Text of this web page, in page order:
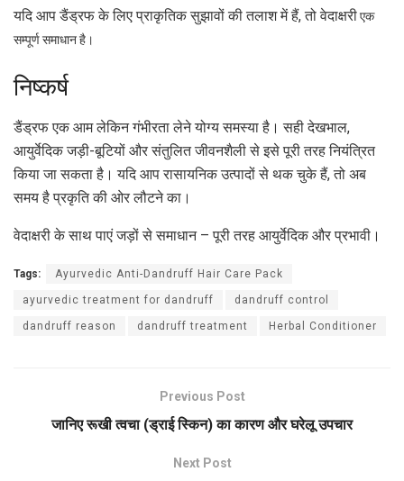
यदि आप डैंड्रफ के लिए प्राकृतिक सुझावों की तलाश में हैं, तो वेदाक्षरीएक
सम्पूर्ण समाधान है।
निष्कर्ष
डैंड्रफ एक आम लेकिन गंभीरता लेने योग्य समस्या है। सही देखभाल,
आयुर्वेदिक जड़ी-बूटियों और संतुलित जीवनशैली से इसे पूरी तरह नियंत्रित
किया जा सकता है। यदि आप रासायनिक उत्पादों से थक चुके हैं, तो अब
समय है प्रकृति की ओर लौटने का।
वेदाक्षरी के साथ पाएं जड़ों से समाधान – पूरी तरह आयुर्वेदिक और प्रभावी।
Tags: Ayurvedic Anti-Dandruff Hair Care Pack
ayurvedic treatment for dandruff dandruff control
dandruff reason dandruff treatment Herbal Conditioner
Previous Post
जानिए रूखी त्वचा (ड्राई स्किन) का कारण और घरेलू उपचार
Next Post